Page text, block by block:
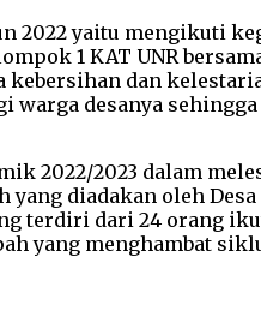
2022 yaitu mengikuti
1 KAT UNR
dan
warga desanya
2022/2023 dalam
diadakan oleh
terdiri dari 24 orang
yang menghambat